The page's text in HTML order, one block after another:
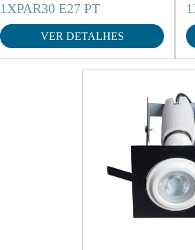
1XPAR30 E27 PT
VER DETALHES